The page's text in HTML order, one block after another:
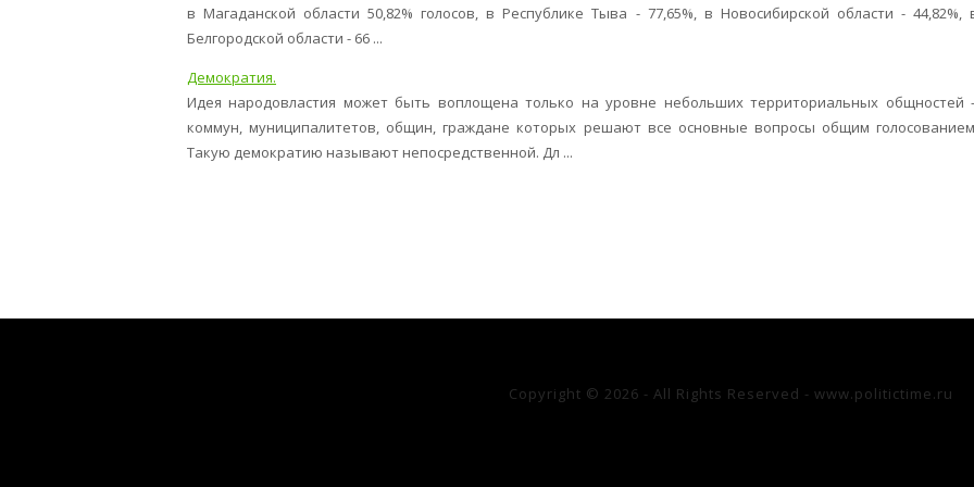
в Магаданской области 50,82% голосов, в Республике Тыва - 77,65%, в Новосибирской области - 44,82%,
Белгородской области - 66 ...
Демократия.
Идея народовластия может быть воплощена только на уровне небольших территориальных общностей
коммун, муниципалитетов, общин, граждане которых решают все основные вопросы общим
Такую демократию называют непосредственной. Дл ...
Copyright © 2026 - All Rights Reserved - www.politictime.ru